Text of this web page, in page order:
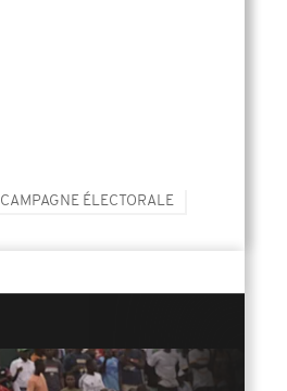
CAMPAGNE ÉLECTORALE